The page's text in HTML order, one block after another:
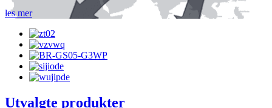
les mer
Utvalgte produkter